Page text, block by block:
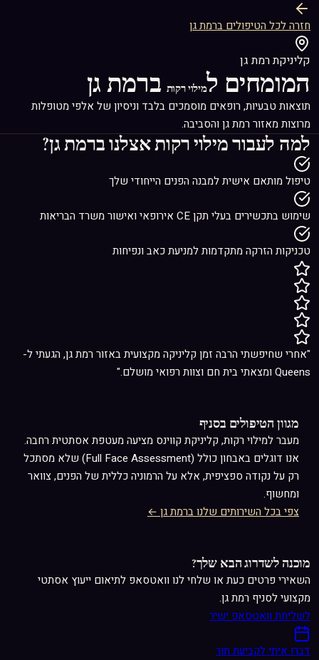
חזרה לכל הטיפולים ברמת גן
קליניקת רמת גן
המומחים למילוי רקות ברמת גן
תוצאות טבעיות, רופאים מוסמכים בלבד וניסיון של אלפי מטופלות
מרוצות מאזור רמת גן והסביבה.
למה לעבורמילוי רקותאצלנו ברמת גן?
טיפול מותאם אישית למבנה הפנים הייחודי שלך
שימוש בתכשירים בעלי תקן CE אירופאי ואישור משרד הבריאות
טכניקות הזרקה מתקדמות למניעת כאב ונפיחות
"אחרי שחיפשתי הרבה זמן קליניקה מקצועית באזור רמת גן, הגעתי ל-
Queens ומצאתי בית חם וצוות רפואי מושלם."
מגוון הטיפולים בסניף
מעבר למילוי רקות, קליניקת קווינס מציעה מעטפת אסתטית רחבה.
אנו דוגלים באבחון כולל (Full Face Assessment) שלא מסתכל
רק על נקודה ספציפית, אלא על הרמוניה כללית של הפנים, צוואר
ומחשוף.
צפי בכל השירותים שלנו ברמת גן ←
מוכנה לשדרוג הבא שלך?
השאירי פרטים כעת או שלחי לנו וואטסאפ לתיאום ייעוץ אסתטי
מקצועי לסניף רמת גן.
לשליחת וואטסאפ ישיר
דברו איתי לקביעת תור